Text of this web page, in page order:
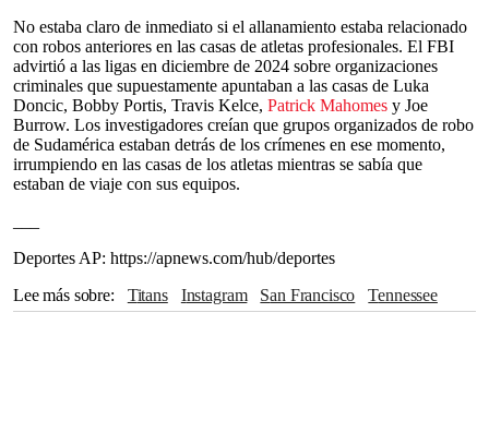
No estaba claro de inmediato si el allanamiento estaba relacionado
con robos anteriores en las casas de atletas profesionales. El FBI
advirtió a las ligas en diciembre de 2024 sobre organizaciones
criminales que supuestamente apuntaban a las casas de Luka
Doncic, Bobby Portis, Travis Kelce, Patrick Mahomes y Joe
Burrow. Los investigadores creían que grupos organizados de robo
de Sudamérica estaban detrás de los crímenes en ese momento,
irrumpiendo en las casas de los atletas mientras se sabía que
estaban de viaje con sus equipos.
Deportes AP: https://apnews.com/hub/deportes
Lee más sobre
Titans Instagram San Francisco
Tennessee